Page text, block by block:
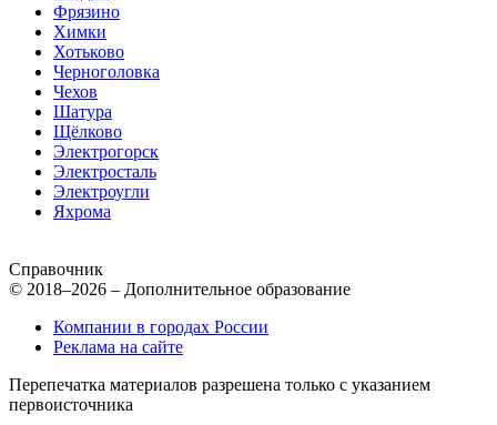
Фрязино
Химки
Хотьково
Черноголовка
Чехов
Шатура
Щёлково
Электрогорск
Электросталь
Электроугли
Яхрома
Справочник
© 2018–2026 – Дополнительное образование
Компании в городах России
Реклама на сайте
Перепечатка материалов разрешена только с указанием
первоисточника